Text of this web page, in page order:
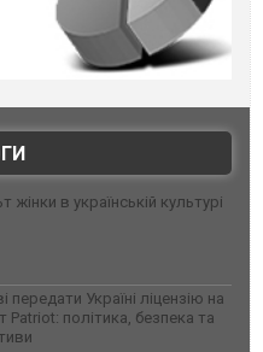
жінки в українській культурі
Україні ліцензію на
політика, безпека та